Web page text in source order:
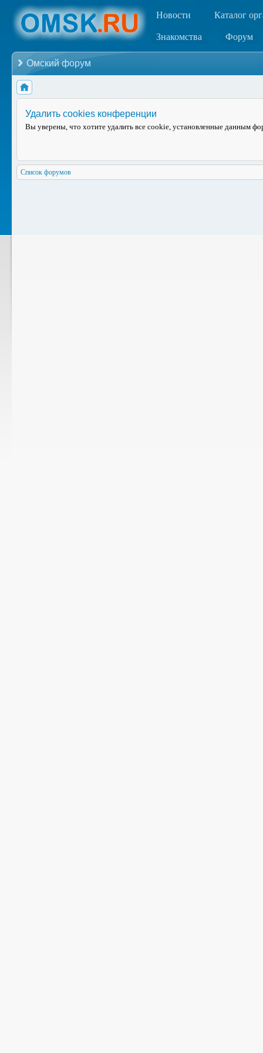
Новости Каталог
Знакомства Форум
Омский форум
Удалить cookies конференции
Вы уверены, что хотите удалить все cookie, установленные данным
Список форумов